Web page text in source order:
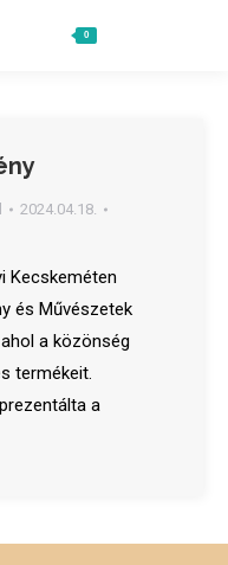
0
2024.04.18.
Kecskeméten
és Művészetek
a közönség
termékeit.
a